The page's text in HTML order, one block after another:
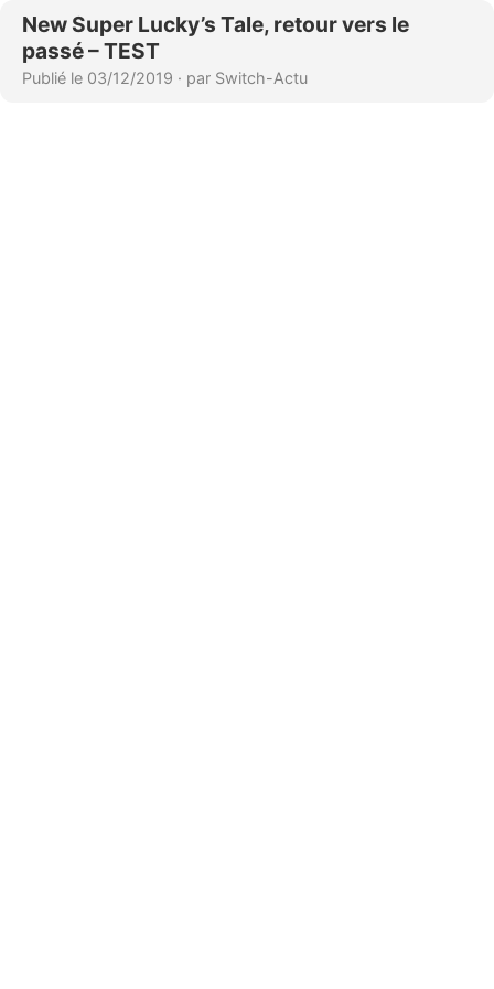
New Super Lucky’s Tale, retour vers le
passé – TEST
Publié le 03/12/2019 · par Switch-Actu